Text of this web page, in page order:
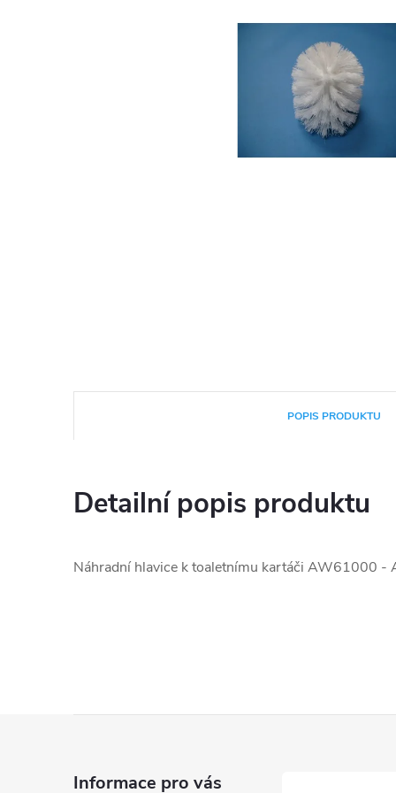
POPIS PRODUKTU
Detailní popis produktu
Náhradní hlavice k toaletnímu kartáči AW61000 -
Informace pro vás